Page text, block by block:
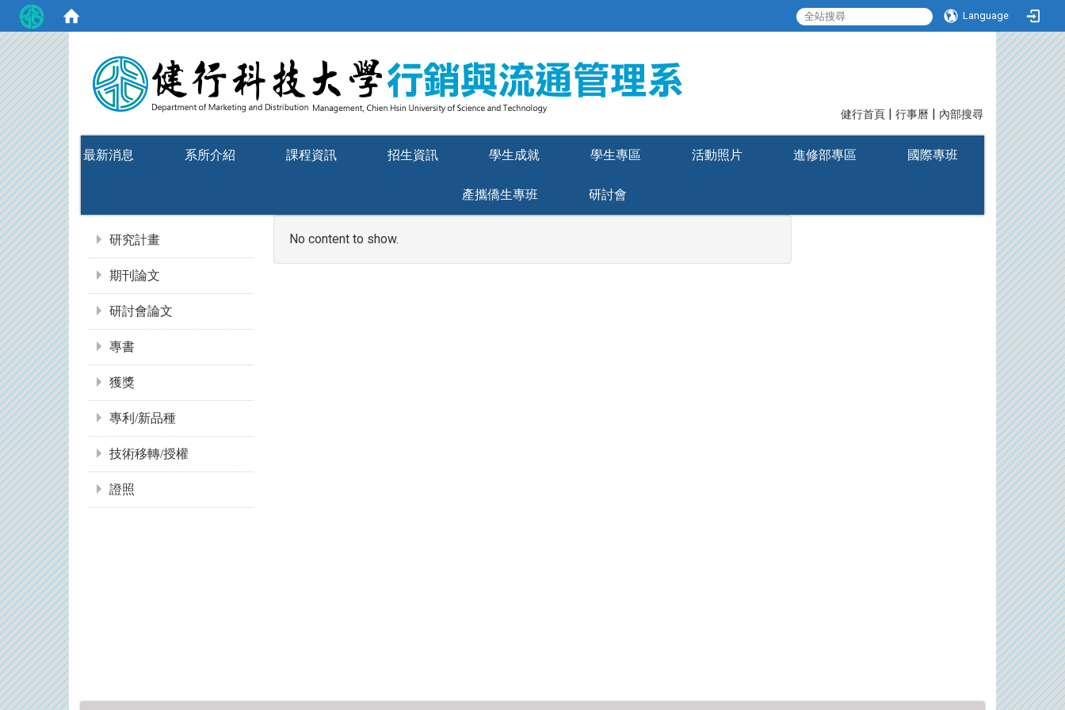
Language
健行首頁 | 行事曆 | 內部搜尋
最新消息 系所介紹 課程資訊 招生資訊 學生成就 學生專區 活動照片 進修部專區 國際專班
產攜僑生專班 研討會
研究計畫
期刊論文
研討會論文
專書
獲獎
專利/新品種
技術移轉/授權
證照
No content to show.